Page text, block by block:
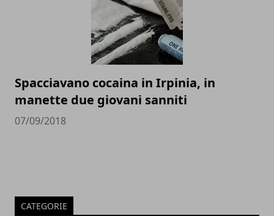
Spacciavano cocaina in Irpinia, in
manette due giovani sanniti
07/09/2018
CATEGORIE